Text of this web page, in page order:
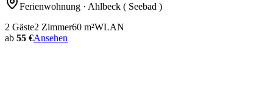
Ferienwohnung · Ahlbeck ( Seebad )
2 Gäste2 Zimmer60 m²WLAN
ab 55 €Ansehen